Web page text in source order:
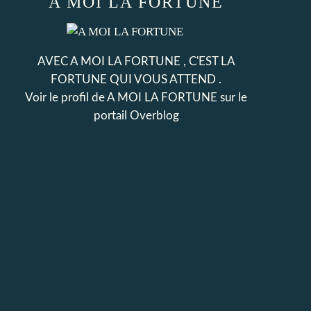
AVEC A MOI LA FORTUNE , C'EST LA
FORTUNE QUI VOUS ATTEND .
Voir le profil deA MOI LA FORTUNE sur le
portail Overblog